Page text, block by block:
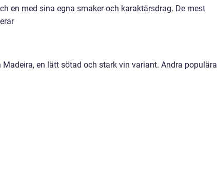
en med sina egna smaker och karaktärsdrag. De mest
en lätt sötad och stark vin variant. Andra populära